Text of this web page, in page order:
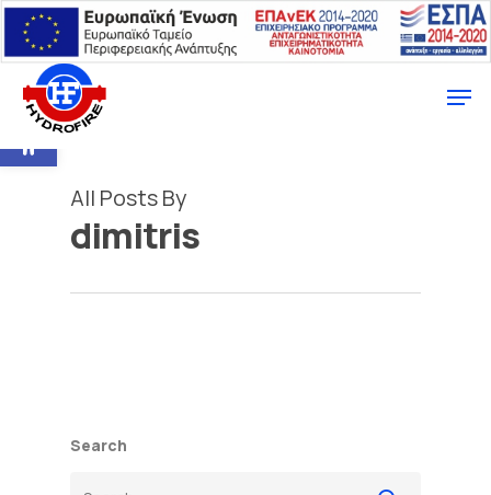
Ανοίξτε τη γραμμή εργαλείων
All Posts By
dimitris
Search